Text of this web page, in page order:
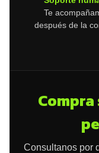
Te
después de la
Consultanos por